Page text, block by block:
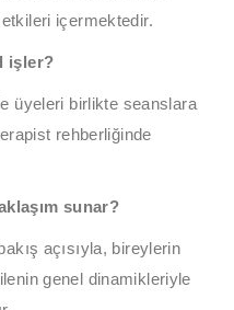
içermektedir.
işler?
üyeleri birlikte seanslara
rehberliğinde
sunar?
açısıyla, bireylerin
genel dinamikleriyle